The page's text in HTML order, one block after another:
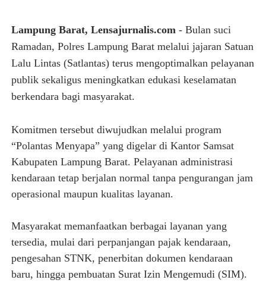
Lampung Barat, Lensajurnalis.com - Bulan suci
Ramadan, Polres Lampung Barat melalui jajaran Satuan
Lalu Lintas (Satlantas) terus mengoptimalkan pelayanan
publik sekaligus meningkatkan edukasi keselamatan
berkendara bagi masyarakat.
Komitmen tersebut diwujudkan melalui program
“Polantas Menyapa” yang digelar di Kantor Samsat
Kabupaten Lampung Barat. Pelayanan administrasi
kendaraan tetap berjalan normal tanpa pengurangan jam
operasional maupun kualitas layanan.
Masyarakat memanfaatkan berbagai layanan yang
tersedia, mulai dari perpanjangan pajak kendaraan,
pengesahan STNK, penerbitan dokumen kendaraan
baru, hingga pembuatan Surat Izin Mengemudi (SIM).